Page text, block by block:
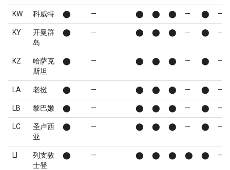
KW 科威特 ⬤ — ⬤ ⬤ ⬤ — ⬤ —
KY
开曼群
岛
⬤ — ⬤ ⬤ ⬤ — ⬤ —
KZ
哈萨克
斯坦
⬤ — ⬤ ⬤ ⬤ — ⬤ —
LA 老挝 ⬤ — ⬤ ⬤ ⬤ — ⬤ —
LB 黎巴嫩 ⬤ — ⬤ ⬤ ⬤ — ⬤ —
LC
圣卢西
亚
⬤ — ⬤ ⬤ ⬤ — ⬤ —
LI
列支敦
士登
⬤ — ⬤ ⬤ ⬤ ⬤ ⬤ —